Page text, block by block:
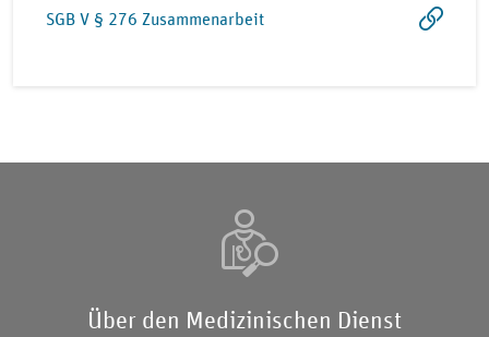
SGB V § 276 Zusammenarbeit
Über den Medizinischen Dienst